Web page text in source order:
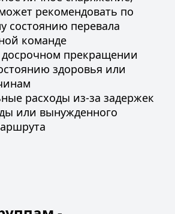
рекомендовать по
состоянию перевала
команде
прекращении
здоровья или
расходы из-за задержек
или вынужденного